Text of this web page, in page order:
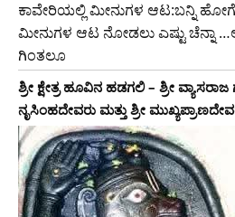
ಕಾವೇರಿಯಲ್ಲಿ ಮೀನುಗಳ ಆಟ:ಬನ್ನಿ
ಮೀನುಗಳ ಆಟ ನೋಡಲು ಎಷ್ಟು ಚೆನ್ನಾ
ಗಿಂತಲೂ
ಶ್ರೀ ಕ್ಷೇತ್ರ ಹೂವಿನ ಹಡಗಲಿ – ಶ್ರೀ
ನೃಸಿಂಹದೇವರು ಮತ್ತು ಶ್ರೀ